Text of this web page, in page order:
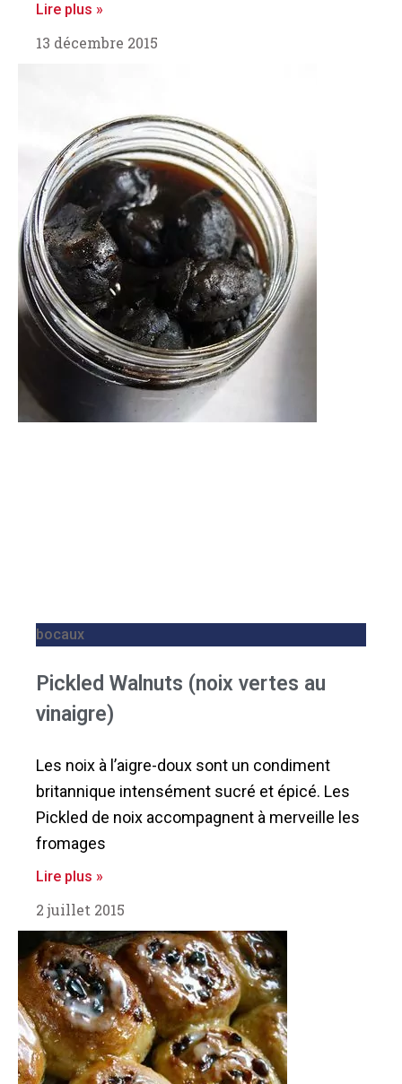
Lire plus »
13 décembre 2015
bocaux
Pickled Walnuts (noix vertes au
vinaigre)
Les noix à l’aigre-doux sont un condiment
britannique intensément sucré et épicé. Les
Pickled de noix accompagnent à merveille les
fromages
Lire plus »
2 juillet 2015